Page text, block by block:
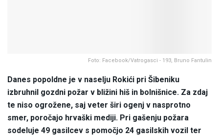
Foto: Facebook/Vatrogasci - 193, Bruno Fantulin
Danes popoldne je v naselju Rokići pri Šibeniku
izbruhnil gozdni požar v bližini hiš in bolnišnice. Za zdaj
te niso ogrožene, saj veter širi ogenj v nasprotno
smer, poročajo hrvaški mediji. Pri gašenju požara
sodeluje 49 gasilcev s pomočjo 24 gasilskih vozil ter